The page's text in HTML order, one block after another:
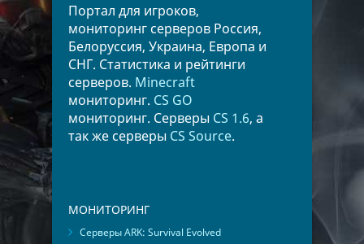
Портал для игроков,
мониторинг серверов Россия,
Белоруссия, Украина, Европа и
СНГ. Статистика и рейтинги
серверов. Minecraft
мониторинг. CS GO
мониторинг. Серверы CS 1.6, а
так же серверы CS Source.
МОНИТОРИНГ
Серверы ARK: Survival Evolved